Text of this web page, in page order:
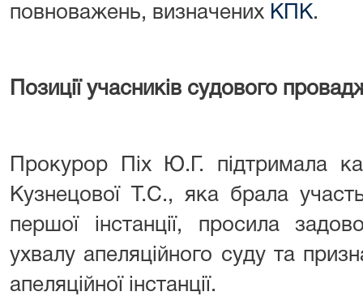
повноважень, визначених КПК.
Позиції учасників судового
Прокурор Піх Ю.Г. підтримала
Кузнецової Т.С., яка брала
першої інстанції, просила
ухвалу апеляційного суду та
апеляційної інстанції.